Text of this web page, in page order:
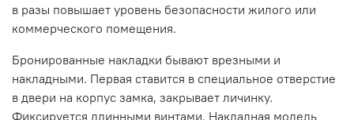
в разы повышает уровень безопасности жилого или
коммерческого помещения.
Бронированные накладки бывают врезными и
накладными. Первая ставится в специальное отверстие
в двери на корпус замка, закрывает личинку.
Фиксируется длинными винтами. Накладная модель